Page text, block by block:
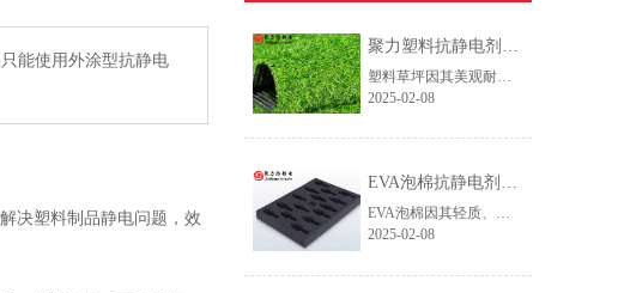
能使用外涂型抗静电
决塑料制品静电问题，效
聚力塑料抗静电剂：解决塑料草坪静电问题的专业方案
塑料草坪因其美观耐用、维护成本低等优点，被广泛应用于运动场、庭院等场所。然而，塑料材质本身易产生静电积累，导致灰尘吸附、毛发竖起等问题，影响美观和使用体验。聚力塑料抗静电剂作为一种高效、环保的解决方案，可有效解决塑料草坪静电问题。
2025-02-08
EVA泡棉抗静电剂：提升材料性能的关键
EVA泡棉因其轻质、缓冲、隔热等优异性能，广泛应用于电子、包装、运动器材等领域。然而，EVA泡棉本身绝缘性高，容易积累静电，导致吸附灰尘、影响产品性能，甚至引发安全隐患。因此，在EVA泡棉内部添加抗静电剂成为提升材料性能的关键。
2025-02-08